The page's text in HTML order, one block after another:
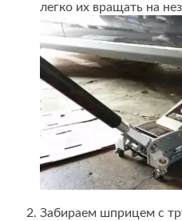
легко их вращать на
Забираем шприцем с